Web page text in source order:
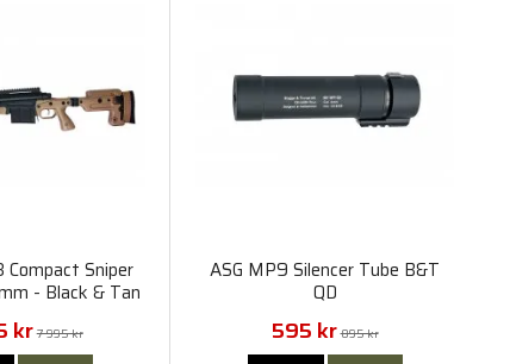
Compact Sniper
- Black & Tan
kr 7 995 kr
ASG MP9 Silencer Tube B&T
QD
595 kr 895 kr